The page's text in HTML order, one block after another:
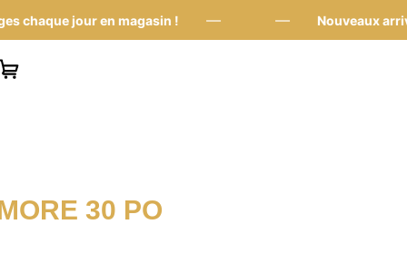
jour en magasin ! — Nouveaux
30 PO